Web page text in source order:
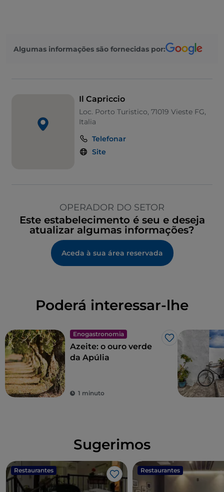
Algumas informações são fornecidas por:
Il Capriccio
Loc. Porto Turistico, 71019 Vieste FG,
Italia
Telefonar
Site
OPERADOR DO SETOR
Este estabelecimento é seu e deseja
atualizar algumas informações?
Aceda à sua área reservada
Poderá interessar-lhe
Enogastronomia
Gosto
Azeite: o ouro verde
da Apúlia
1 minuto
Sugerimos
Restaurantes
Gosto
Restaurantes